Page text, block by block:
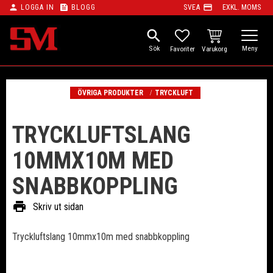
Meny
person LOGGA IN feed BLOGG SVEA payment EXKL. MOMS
search
FAVORITER
KUNDVAGN
ÖVRIGA PRODUKTER TRYCKLUFT
TRYCKLUFTSLANG
10MMX10M MED
SNABBKOPPLING
print Skriv ut sidan
Tryckluftslang 10mmx10m med snabbkoppling